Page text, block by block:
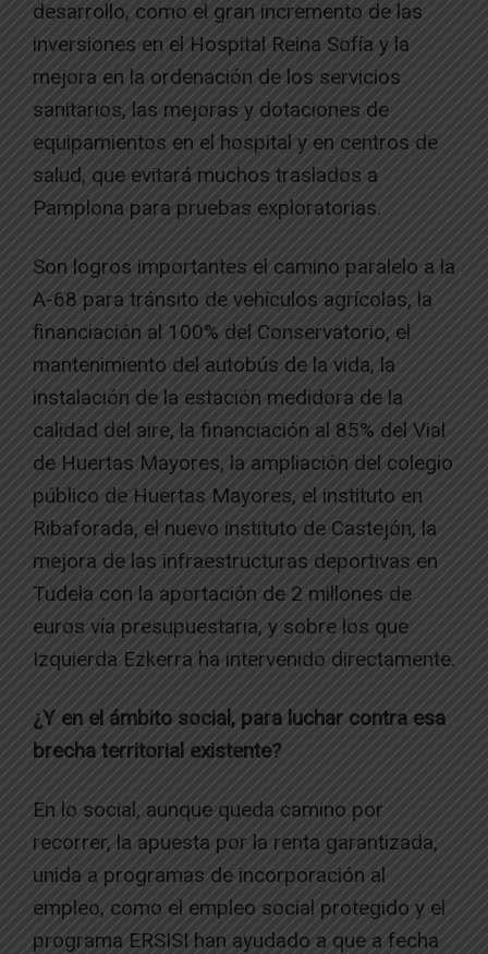
desarrollo, como el gran incremento de las
inversiones en el Hospital Reina Sofía y la
mejora en la ordenación de los servicios
sanitarios, las mejoras y dotaciones de
equipamientos en el hospital y en centros de
salud, que evitará muchos traslados a
Pamplona para pruebas exploratorias.
Son logros importantes el camino paralelo a la
A-68 para tránsito de vehículos agrícolas, la
financiación al 100% del Conservatorio, el
mantenimiento del autobús de la vida, la
instalación de la estación medidora de la
calidad del aire, la financiación al 85% del Vial
de Huertas Mayores, la ampliación del colegio
público de Huertas Mayores, el instituto en
Ribaforada, el nuevo instituto de Castejón, la
mejora de las infraestructuras deportivas en
Tudela con la aportación de 2 millones de
euros vía presupuestaria, y sobre los que
Izquierda Ezkerra ha intervenido directamente.
¿Y en el ámbito social, para luchar contra esa
brecha territorial existente?
En lo social, aunque queda camino por
recorrer, la apuesta por la renta garantizada,
unida a programas de incorporación al
empleo, como el empleo social protegido y el
programa ERSISI han ayudado a que a fecha